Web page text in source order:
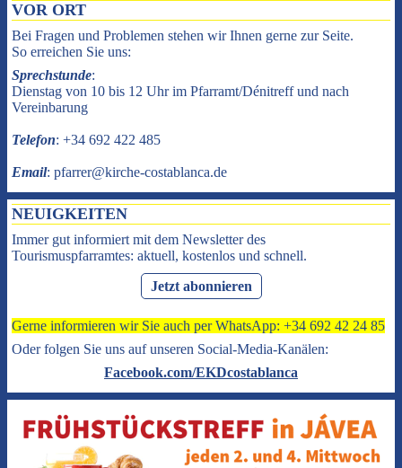
VOR ORT
Bei Fragen und Problemen stehen wir Ihnen gerne zur Seite.
So erreichen Sie uns:
Sprechstunde:
Dienstag von 10 bis 12 Uhr im Pfarramt/Dénitreff und nach
Vereinbarung
Telefon: +34 692 422 485
Email: pfarrer@kirche-costablanca.de
NEUIGKEITEN
Immer gut informiert mit dem Newsletter des
Tourismuspfarramtes: aktuell, kostenlos und schnell.
Jetzt abonnieren
Gerne informieren wir Sie auch per WhatsApp: +34 692 42 24 85
Oder folgen Sie uns auf unseren Social-Media-Kanälen:
Facebook.com/EKDcostablanca